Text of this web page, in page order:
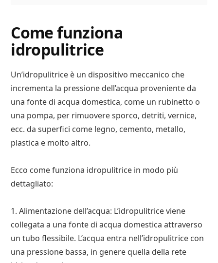
Come funziona
idropulitrice
Un’idropulitrice è un dispositivo meccanico che
incrementa la pressione dell’acqua proveniente da
una fonte di acqua domestica, come un rubinetto o
una pompa, per rimuovere sporco, detriti, vernice,
ecc. da superfici come legno, cemento, metallo,
plastica e molto altro.
Ecco come funziona idropulitrice in modo più
dettagliato:
1. Alimentazione dell’acqua: L’idropulitrice viene
collegata a una fonte di acqua domestica attraverso
un tubo flessibile. L’acqua entra nell’idropulitrice con
una pressione bassa, in genere quella della rete